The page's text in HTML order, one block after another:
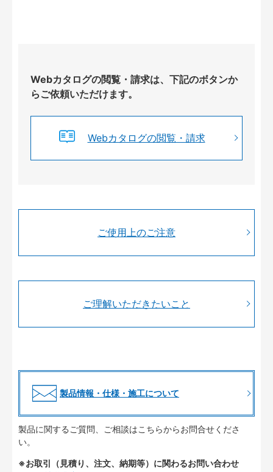
Webカタログの閲覧・請求は、下記のボタンか
らご依頼いただけます。
Webカタログの閲覧・請求
ご使用上のご注意
ご理解いただきたいこと
製品情報・仕様・施工について
製品に関するご質問、ご相談はこちらからお問合せくださ
い。
※お取引（見積り、注文、納期等）に関わるお問い合わせ